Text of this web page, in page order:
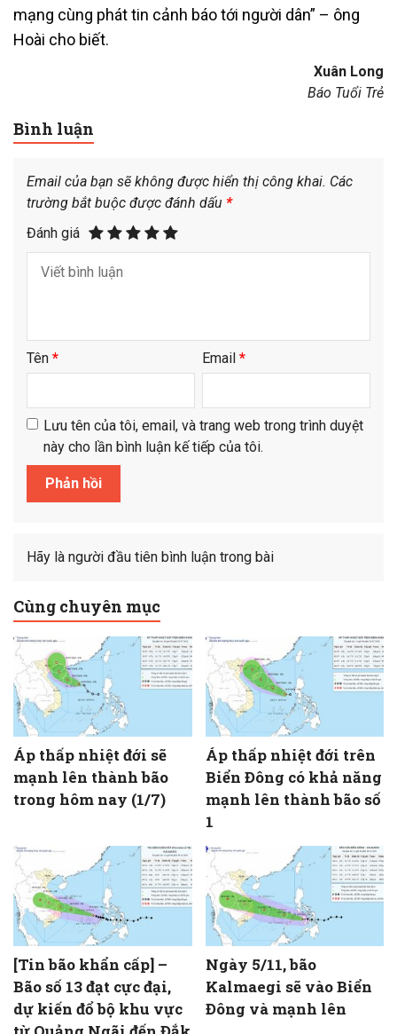
mạng cùng phát tin cảnh báo tới người dân” – ông
Hoài cho biết.
Xuân Long
Báo Tuổi Trẻ
Bình luận
Email của bạn sẽ không được hiển thị công khai. Các
trường bắt buộc được đánh dấu *
Đánh giá
Tên * Email *
Lưu tên của tôi, email, và trang web trong trình duyệt
này cho lần bình luận kế tiếp của tôi.
Hãy là người đầu tiên bình luận trong bài
Cùng chuyên mục
Áp thấp nhiệt đới sẽ
mạnh lên thành bão
trong hôm nay (1/7)
Áp thấp nhiệt đới trên
Biển Đông có khả năng
mạnh lên thành bão số
1
[Tin bão khẩn cấp] –
Bão số 13 đạt cực đại,
dự kiến đổ bộ khu vực
Ngày 5/11, bão
Kalmaegi sẽ vào Biển
Đông và mạnh lên